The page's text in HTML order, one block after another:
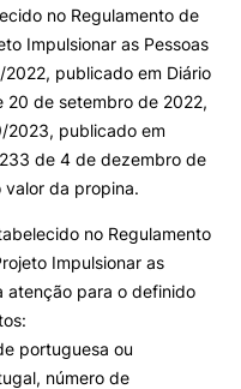
no Regulamento de
Impulsionar as Pessoas
2022, publicado em Diário
20 de setembro de 2022,
2023, publicado em
de 4 de dezembro de
valor da propina.
no Regulamento
Impulsionar as
atenção para o definido
portuguesa ou
número de